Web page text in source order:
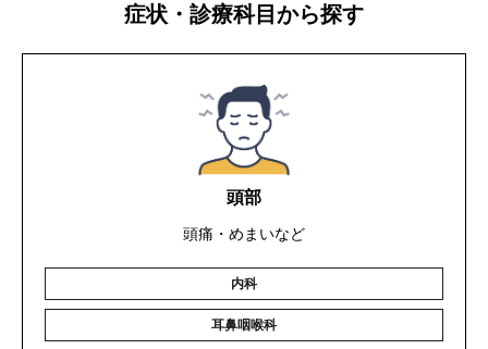
症状・診療科目から探す
頭部
頭痛・めまいなど
内科
耳鼻咽喉科